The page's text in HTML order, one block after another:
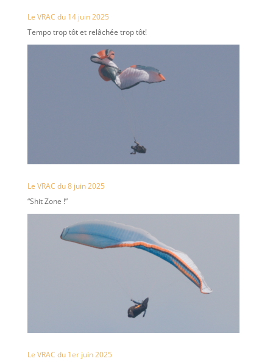
Le VRAC du 14 juin 2025
Tempo trop tôt et relâchée trop tôt!
Le VRAC du 8 juin 2025
“Shit Zone !”
Le VRAC du 1er juin 2025